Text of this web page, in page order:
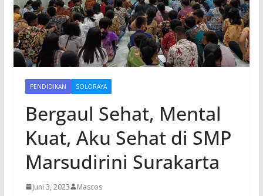
PENDIDIKAN SOLORAYA
Bergaul Sehat, Mental
Kuat, Aku Sehat di SMP
Marsudirini Surakarta
Juni 3, 2023 Mascos